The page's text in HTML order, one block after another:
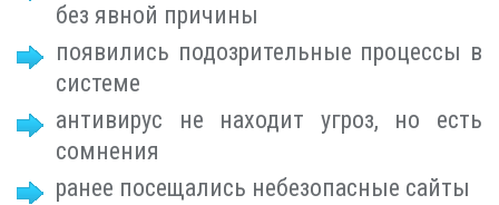
без явной причины
появились подозрительные процессы в
системе
антивирус не находит угроз, но есть
сомнения
ранее посещались небезопасные сайты